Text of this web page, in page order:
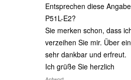
Entsprechen diese
P51L-E2?
Sie merken schon, dass
verzeihen Sie mir. Über
sehr dankbar und erfreut.
Ich grüße Sie herzlich